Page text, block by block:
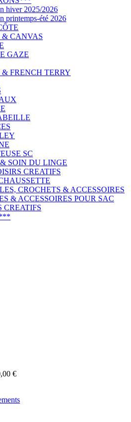
hiver 2025/2026
printemps-été 2026
& CANVAS
GAZE
& FRENCH TERRY
SC
SOIN DU LINGE
CREATIFS
CROCHETS & ACCESSOIRES
& ACCESSOIRES POUR SAC
CREATIFS
€